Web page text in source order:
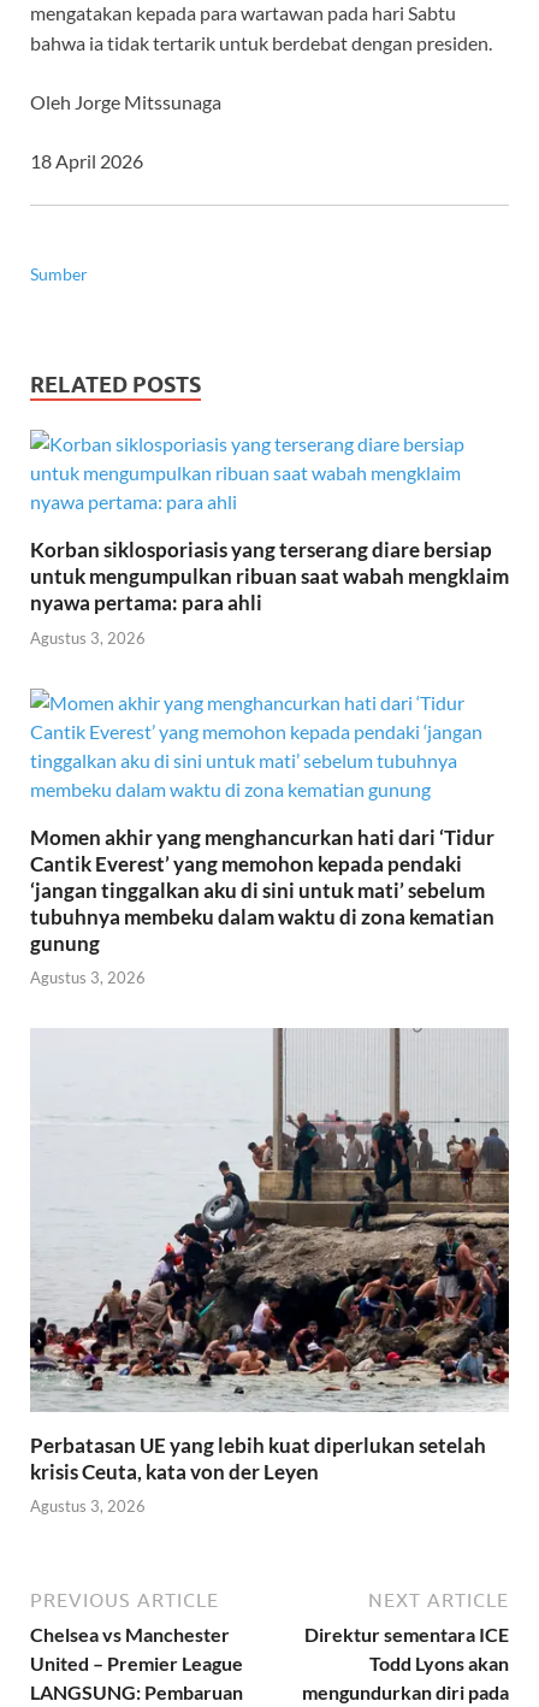
mengatakan kepada para wartawan pada hari Sabtu
bahwa ia tidak tertarik untuk berdebat dengan presiden.
Oleh Jorge Mitssunaga
18 April 2026
Sumber
RELATED POSTS
Korban siklosporiasis yang terserang diare bersiap
untuk mengumpulkan ribuan saat wabah mengklaim
nyawa pertama: para ahli
Agustus 3, 2026
Momen akhir yang menghancurkan hati dari ‘Tidur
Cantik Everest’ yang memohon kepada pendaki
‘jangan tinggalkan aku di sini untuk mati’ sebelum
tubuhnya membeku dalam waktu di zona kematian
gunung
Agustus 3, 2026
Perbatasan UE yang lebih kuat diperlukan setelah
krisis Ceuta, kata von der Leyen
Agustus 3, 2026
PREVIOUS ARTICLE
Chelsea vs Manchester
United – Premier League
LANGSUNG: Pembaruan
NEXT ARTICLE
Direktur sementara ICE
Todd Lyons akan
mengundurkan diri pada